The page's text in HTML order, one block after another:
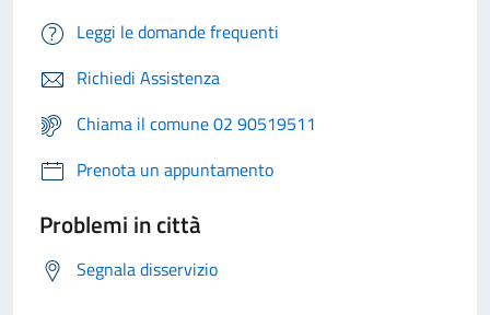
Leggi le domande frequenti
Richiedi Assistenza
Chiama il comune 02 90519511
Prenota un appuntamento
Problemi in città
Segnala disservizio